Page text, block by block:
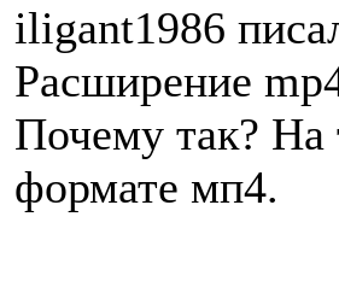
iligant1986
Расширение
Почему так? На
формате мп4.